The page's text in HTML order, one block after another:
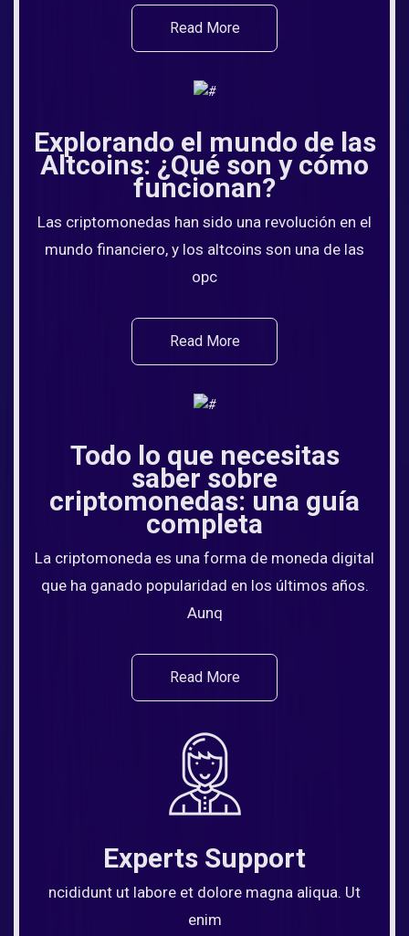
Read More
Explorando el mundo de las
Altcoins: ¿Qué son y cómo
funcionan?
Las criptomonedas han sido una revolución en el
mundo financiero, y los altcoins son una de las
opc
Read More
Todo lo que necesitas
saber sobre
criptomonedas: una guía
completa
La criptomoneda es una forma de moneda digital
que ha ganado popularidad en los últimos años.
Aunq
Read More
Experts Support
ncididunt ut labore et dolore magna aliqua. Ut
enim